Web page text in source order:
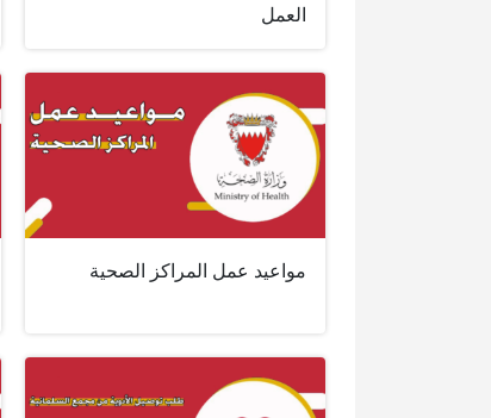
العمل
مواعيد عمل المراكز الصحية